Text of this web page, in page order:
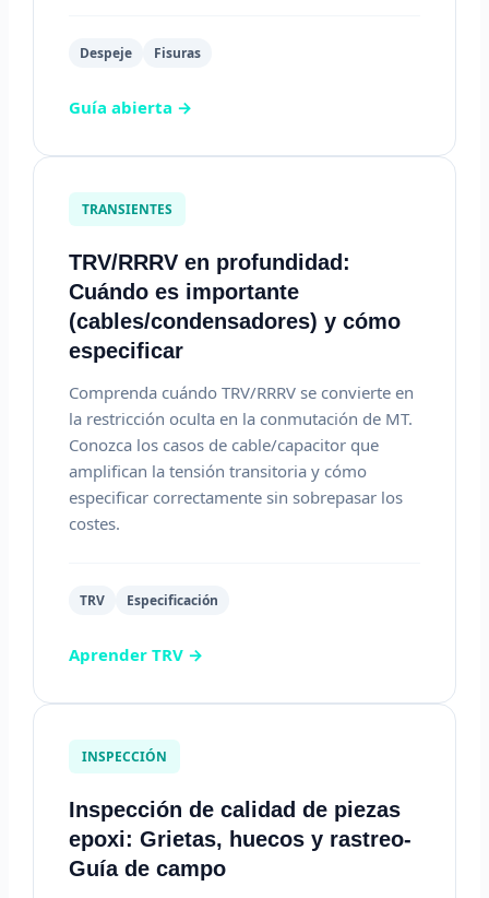
Despeje Fisuras
Guía abierta →
TRANSIENTES
TRV/RRRV en profundidad:
Cuándo es importante
(cables/condensadores) y cómo
especificar
Comprenda cuándo TRV/RRRV se convierte en
la restricción oculta en la conmutación de MT.
Conozca los casos de cable/capacitor que
amplifican la tensión transitoria y cómo
especificar correctamente sin sobrepasar los
costes.
TRV Especificación
Aprender TRV →
INSPECCIÓN
Inspección de calidad de piezas
epoxi: Grietas, huecos y rastreo-
Guía de campo